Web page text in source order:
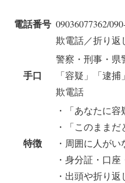
電話番号 09036077362/
欺電話／折り返
手口
警察・刑事・県
「容疑」「逮
欺電話
特徴
・「あなたに
・「このまま
・周囲に人が
・身分証・口
・出頭や折り